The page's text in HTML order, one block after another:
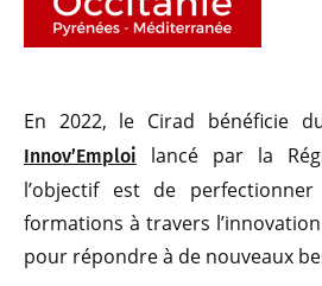
En 2022, le Cirad bénéficie
Innov’Emploi
lancé par la
l’objectif est de
formations à travers
pour répondre à de nouveaux